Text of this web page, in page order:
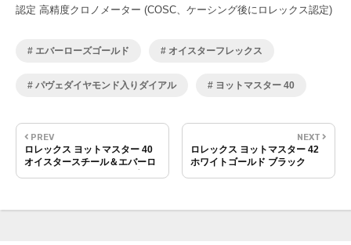
認定 高精度クロノメーター (COSC、ケーシング後にロレックス認定)
エバーローズゴールド オイスターフレックス
パヴェダイヤモンド入りダイアル ヨットマスター 40
PREV
ロレックス ヨットマスター 40
オイスタースチール＆エバーロ
NEXT
ロレックス ヨットマスター 42
ホワイトゴールド ブラック